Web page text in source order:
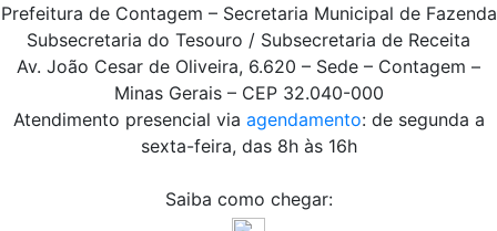
Prefeitura de Contagem – Secretaria Municipal de Fazenda
Subsecretaria do Tesouro / Subsecretaria de Receita
Av. João Cesar de Oliveira, 6.620 – Sede – Contagem –
Minas Gerais – CEP 32.040-000
Atendimento presencial via agendamento: de segunda a
sexta-feira, das 8h às 16h
Saiba como chegar: